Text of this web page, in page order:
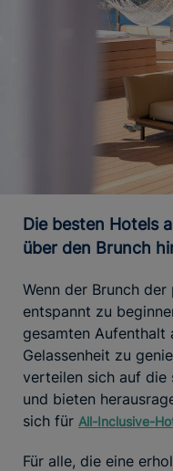
Die besten Hotels auf Mallorca, um den Genuss
über den Brunch
Wenn der Brunch
entspannt zu
gesamten Aufenthalt
Gelassenheit zu
verteilen sich auf die
und bieten
sich für All-Inclusive-
Für alle, die eine